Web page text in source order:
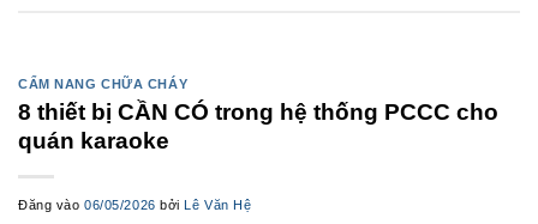
CẨM NANG CHỮA CHÁY
8 thiết bị CẦN CÓ trong hệ thống PCCC cho
quán karaoke
Đăng vào06/05/2026 bởiLê Văn Hệ